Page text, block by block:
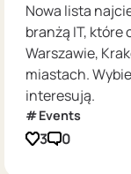
Nowa lista
branżą IT, które
Warszawie,
miastach.
interesują.
Events
3 0